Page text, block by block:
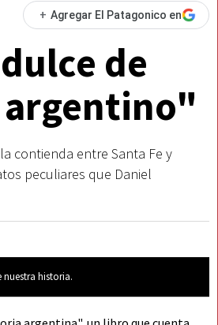
+ Agregar El Patagonico en
de
argentino"
contienda entre Santa Fe y
peculiares que Daniel
historia.